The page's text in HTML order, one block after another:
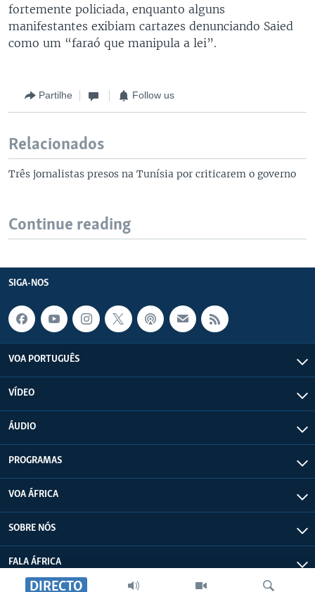
DIRECTO
fortemente policiada, enquanto alguns
manifestantes exibiam cartazes denunciando Saied
como um “faraó que manipula a lei”.
Partilhe Follow us
Relacionados
Três jornalistas presos na Tunísia por criticarem o governo
Continue reading
SIGA-NOS
VOA PORTUGUÊS
VÍDEO
ÁUDIO
PROGRAMAS
VOA ÁFRICA
SOBRE NÓS
FALA ÁFRICA